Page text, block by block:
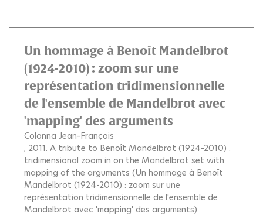
Un hommage à Benoît Mandelbrot
(1924-2010) : zoom sur une
représentation tridimensionnelle
de l'ensemble de Mandelbrot avec
'mapping' des arguments
Colonna Jean-François
, 2011. A tribute to Benoît Mandelbrot (1924-2010) :
tridimensional zoom in on the Mandelbrot set with
mapping of the arguments (Un hommage à Benoît
Mandelbrot (1924-2010) : zoom sur une
représentation tridimensionnelle de l'ensemble de
Mandelbrot avec 'mapping' des arguments)